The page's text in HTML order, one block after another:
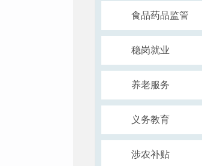
食品药品监管
稳岗就业
养老服务
义务教育
涉农补贴